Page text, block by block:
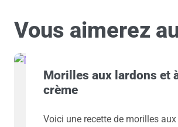
Vous aimerez
Morilles aux lardons et
crème
Voici une recette de morilles